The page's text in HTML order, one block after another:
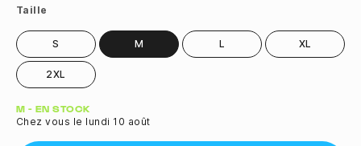
Taille
S M L XL
2XL
Quantité
M - EN STOCK
Chez vous le lundi 10 août